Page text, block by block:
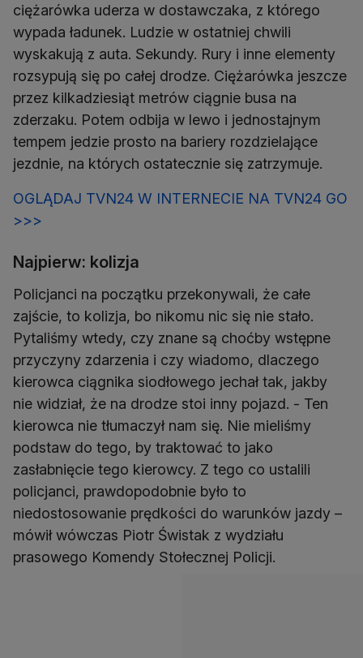
ciężarówka uderza w dostawczaka, z którego
wypada ładunek. Ludzie w ostatniej chwili
wyskakują z auta. Sekundy. Rury i inne elementy
rozsypują się po całej drodze. Ciężarówka jeszcze
przez kilkadziesiąt metrów ciągnie busa na
zderzaku. Potem odbija w lewo i jednostajnym
tempem jedzie prosto na bariery rozdzielające
jezdnie, na których ostatecznie się zatrzymuje.
OGLĄDAJ TVN24 W INTERNECIE NA TVN24 GO
>>>
Najpierw: kolizja
Policjanci na początku przekonywali, że całe
zajście, to kolizja, bo nikomu nic się nie stało.
Pytaliśmy wtedy, czy znane są choćby wstępne
przyczyny zdarzenia i czy wiadomo, dlaczego
kierowca ciągnika siodłowego jechał tak, jakby
nie widział, że na drodze stoi inny pojazd. - Ten
kierowca nie tłumaczył nam się. Nie mieliśmy
podstaw do tego, by traktować to jako
zasłabnięcie tego kierowcy. Z tego co ustalili
policjanci, prawdopodobnie było to
niedostosowanie prędkości do warunków jazdy –
mówił wówczas Piotr Świstak z wydziału
prasowego Komendy Stołecznej Policji.